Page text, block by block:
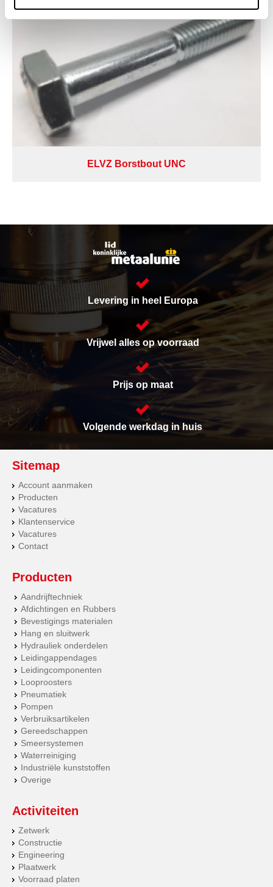
ELVZ Borstbout UNC
Levering in heel Europa
Vrijwel alles op voorraad
Prijs op maat
Volgende werkdag in huis
Sitemap
Account aanmaken
Producten
Vacatures
Klantenservice
Vacatures
Contact
Producten
Aandrijftechniek
Afdichtingen en Rubbers
Bevestigings materialen
Hang en sluitwerk
Hydrauliek onderdelen
Leidingappendages
Leidingcomponenten
Looproosters
Pneumatiek
Pompen
Verbruiksartikelen
Gereedschappen
Smeersystemen
Waterreiniging
Industriële kunststoffen
Overige
Activiteiten
Zetwerk
Constructie
Engineering
Plaatwerk
Voorraad platen